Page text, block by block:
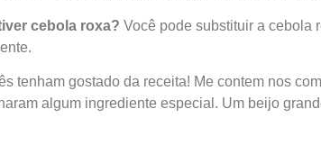
cebola roxa? Você pode substituir a cebola
tenham gostado da receita! Me contem nos
algum ingrediente especial. Um beijo